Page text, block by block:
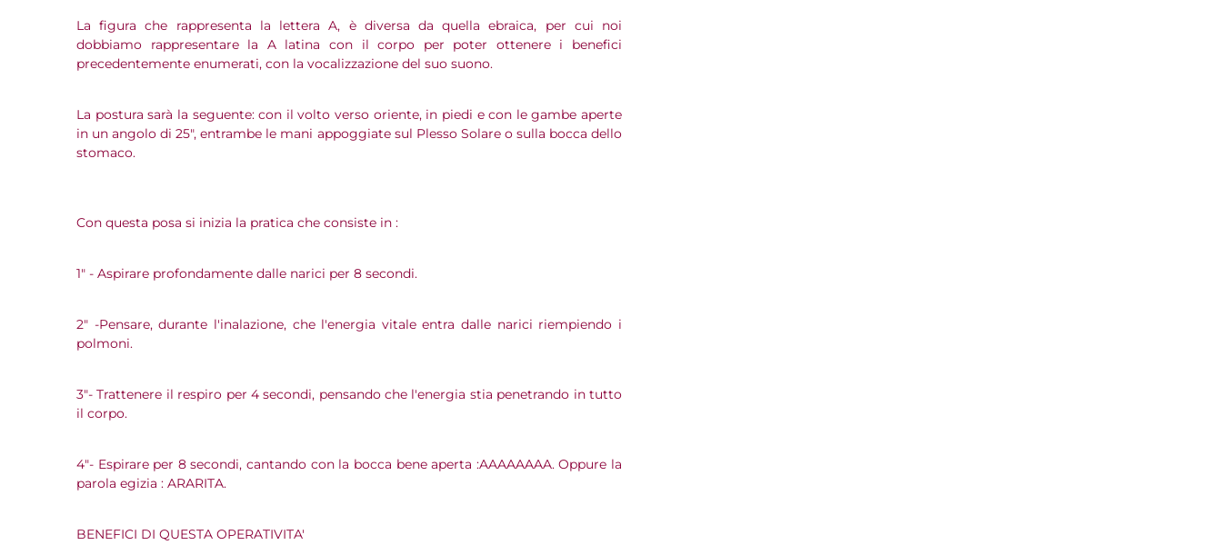
La figura che rappresenta la lettera A, è diversa da quella ebraica, per cui noi
dobbiamo rappresentare la A latina con il corpo per poter ottenere i benefici
precedentemente enumerati, con la vocalizzazione del suo suono.
La postura sarà la seguente: con il volto verso oriente, in piedi e con le gambe aperte
in un angolo di 25", entrambe le mani appoggiate sul Plesso Solare o sulla bocca dello
stomaco.
Con questa posa si inizia la pratica che consiste in :
1" - Aspirare profondamente dalle narici per 8 secondi.
2" -Pensare, durante l'inalazione, che l'energia vitale entra dalle narici riempiendo i
polmoni.
3"- Trattenere il respiro per 4 secondi, pensando che l'energia stia penetrando in tutto
il corpo.
4"- Espirare per 8 secondi, cantando con la bocca bene aperta :AAAAAAAA. Oppure la
parola egizia : ARARITA.
BENEFICI DI QUESTA OPERATIVITA'